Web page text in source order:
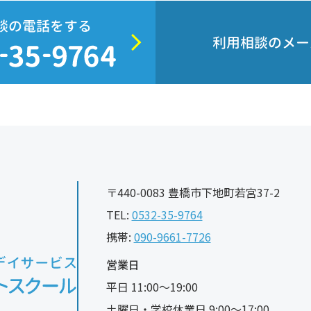
の電話をする
利用相談のメ
〒440-0083 豊橋市下地町若宮37-2
TEL: 0532-35-9764
携帯: 090-9661-7726
営業日
平日 11:00〜19:00